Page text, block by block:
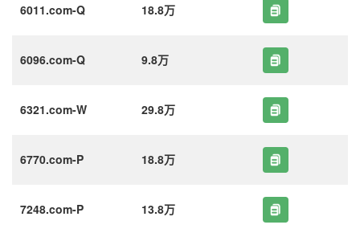
6011.com-Q 18.8万
6096.com-Q 9.8万
6321.com-W 29.8万
6770.com-P 18.8万
7248.com-P 13.8万